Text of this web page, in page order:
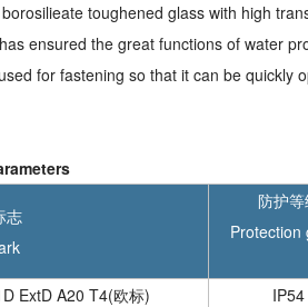
toughened glass with high
ensured the great functions of water
for fastening so that it can be quickly
志
防护等
Protection
ExtD A20 T4(欧标) IP54